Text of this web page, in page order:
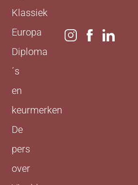
Klassiek
Europa
Diploma
´s
en
keurmerken
De
pers
over